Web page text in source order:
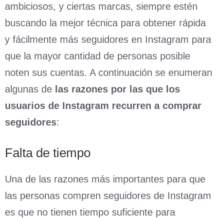
ambiciosos, y ciertas marcas, siempre estén
buscando la mejor técnica para obtener rápida
y fácilmente más seguidores en Instagram para
que la mayor cantidad de personas posible
noten sus cuentas. A continuación se enumeran
algunas de las razones por las que los
usuarios de Instagram recurren a comprar
seguidores:
Falta de tiempo
Una de las razones más importantes para que
las personas compren seguidores de Instagram
es que no tienen tiempo suficiente para